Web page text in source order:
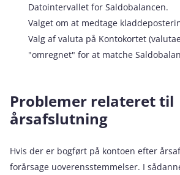
Datointervallet for Saldobalancen.
Valget om at medtage
Valg af valuta på Kontokortet
"omregnet" for at matche
Problemer relateret til
årsafslutning
Hvis der er bogført på kontoen efter
forårsage uoverensstemmelser. I